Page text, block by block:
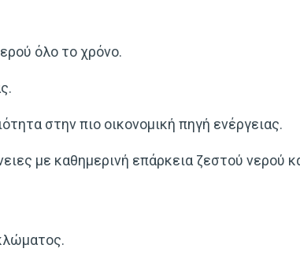
όλο το χρόνο.
στην πιο οικονομική πηγή ενέργειας.
με καθημερινή επάρκεια ζεστού νερού